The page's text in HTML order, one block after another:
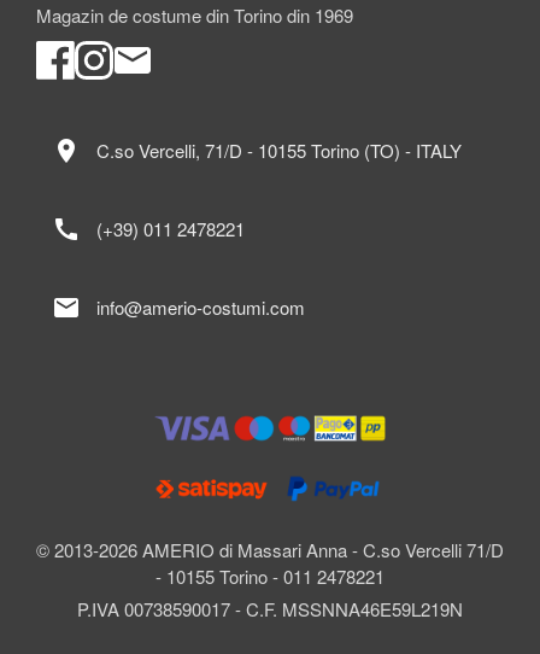
Magazin de costume din Torino din 1969
© 2013-2026 AMERIO di Massari Anna - C.so Vercelli 71/D
- 10155 Torino - 011 2478221
P.IVA 00738590017 - C.F. MSSNNA46E59L219N
location_on C.so Vercelli, 71/D - 10155 Torino (TO) - ITALY
call (+39) 011 2478221
mail info@amerio-costumi.com